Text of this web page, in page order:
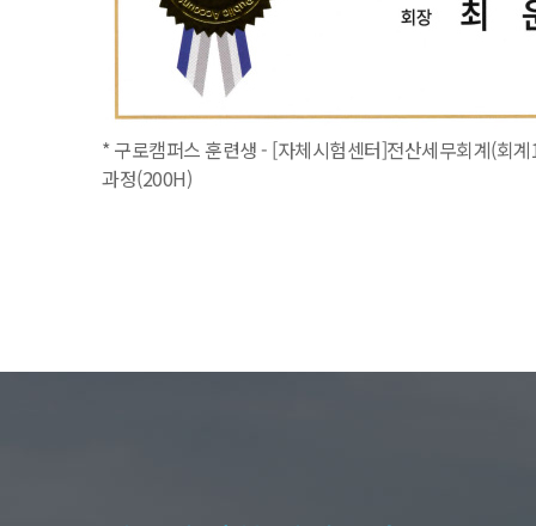
* 구로캠퍼스 훈련생 - [자체시험센터]전산세무회계(회
과정(200H)